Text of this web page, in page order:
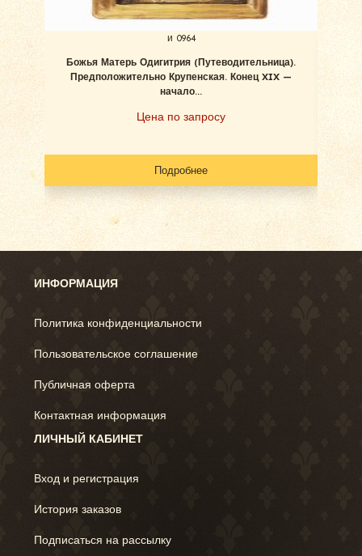
и 0964
Божья Матерь Одигитрия (Путеводительница).
Предположительно Крупенская. Конец XIX —
начало...
Цена по запросу
Подробнее
ИНФОРМАЦИЯ
Политика конфиденциальности
Пользовательское соглашение
Публичная оферта
Контактная информация
ЛИЧНЫЙ КАБИНЕТ
Вход и регистрация
История заказов
Подписаться на рассылку